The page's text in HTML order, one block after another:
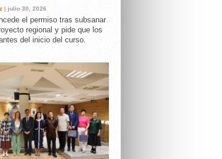
| julio 30, 2026
el permiso tras subsanar
regional y pide que los
del inicio del curso.